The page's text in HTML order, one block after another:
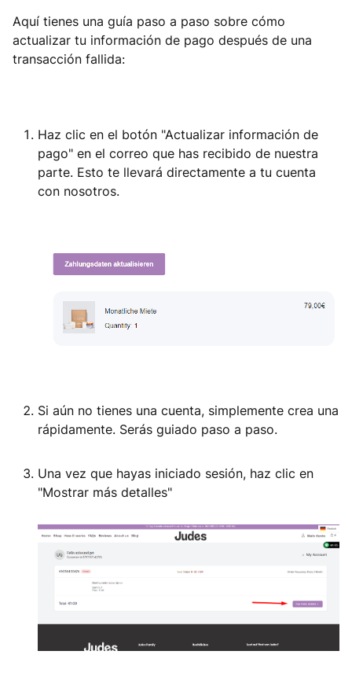
Aquí tienes una guía paso a paso sobre cómo
actualizar tu información de pago después de una
transacción fallida:
Haz clic en el botón "Actualizar información de
pago" en el correo que has recibido de nuestra
parte. Esto te llevará directamente a tu cuenta
con nosotros.
Si aún no tienes una cuenta, simplemente crea una
rápidamente. Serás guiado paso a paso.
Una vez que hayas iniciado sesión, haz clic en
"Mostrar más detalles"